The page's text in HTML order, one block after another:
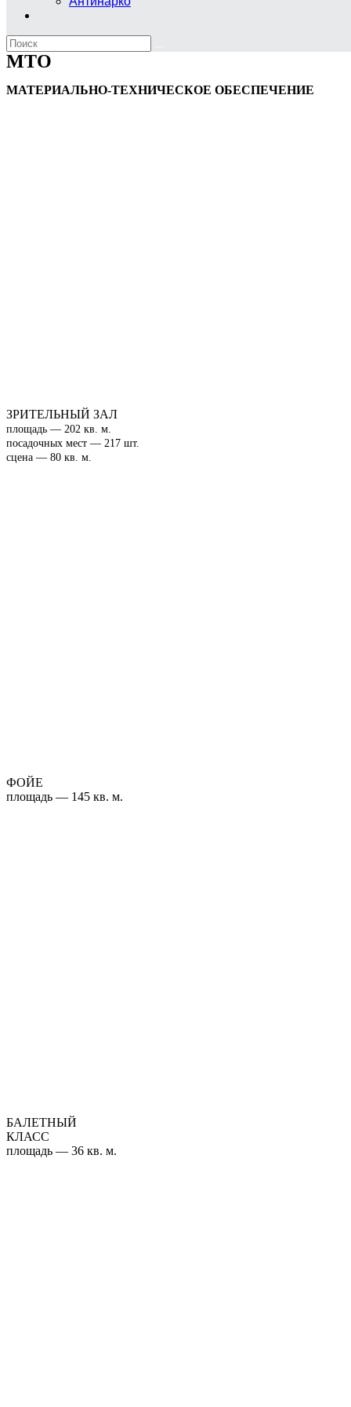
МТО
МАТЕРИАЛЬНО-ТЕХНИЧЕСКОЕ ОБЕСПЕЧЕНИЕ
ЗРИТЕЛЬНЫЙ ЗАЛ
площадь — 202 кв. м.
посадочных мест — 217 шт.
сцена — 80 кв. м.
ФОЙЕ
площадь — 145 кв. м.
БАЛЕТНЫЙ
КЛАСС
площадь — 36 кв. м.